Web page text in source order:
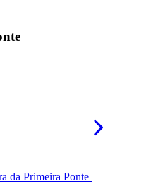
da Primeira Ponte